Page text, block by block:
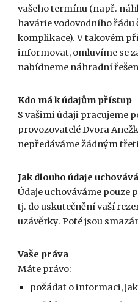
vašeho termínu (např.
havárie vodovodního řádu
komplikace). V takovém
informovat, omluvíme se
nabídneme náhradní
Kdo má k údajům přístup
S vašimi údaji pracujeme
provozovatelé Dvora
nepředáváme žádným
Jak dlouho údaje
Údaje uchováváme pouze
tj. do uskutečnění vaší
uzávěrky. Poté jsou
Vaše práva
Máte právo:
požádat o informaci,